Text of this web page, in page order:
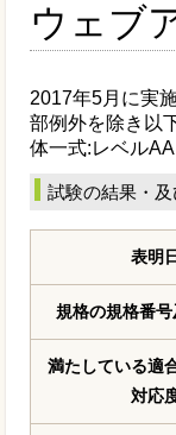
ウェブ
2017年5月に実
部例外を除き以
体一式:レベル
試験の結果・
表明日
規格の規格番
満たしている適
対応